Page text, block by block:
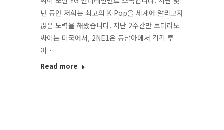
년 동안 저희는 최고의 K-Pop을 세계에 알리고자
많은 노력을 해왔습니다. 지난 2주간만 보더라도
싸이는 미국에서, 2NE1은 동남아에서 각각 투
어…
Read more